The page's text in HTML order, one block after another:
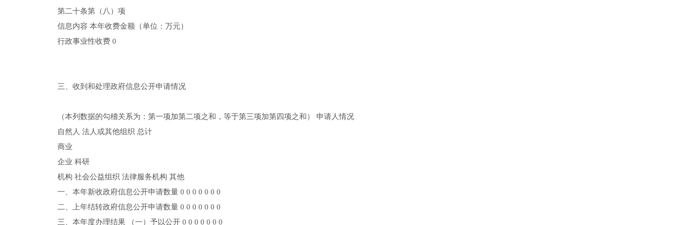
第二十条第（八）项
信息内容 本年收费金额（单位：万元）
行政事业性收费 0
三、收到和处理政府信息公开申请情况
（本列数据的勾稽关系为：第一项加第二项之和，等于第三项加第四项之和） 申请人情况
自然人 法人或其他组织 总计
商业
企业 科研
机构 社会公益组织 法律服务机构 其他
一、本年新收政府信息公开申请数量 0 0 0 0 0 0 0
二、上年结转政府信息公开申请数量 0 0 0 0 0 0 0
三、本年度办理结果 （一）予以公开 0 0 0 0 0 0 0